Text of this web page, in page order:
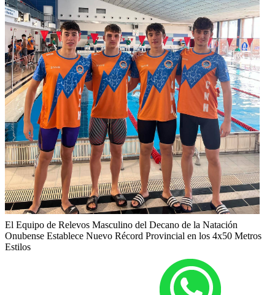
El Equipo de Relevos Masculino del Decano de la Natación
Onubense Establece Nuevo Récord Provincial en los 4x50 Metros
Estilos